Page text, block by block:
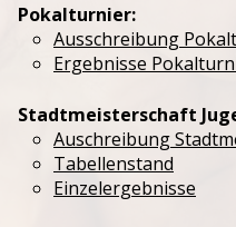
Pokalturnier:
Ausschreibung
Ergebnisse
Stadtmeisterschaft
Auschreibung
Tabellenstand
Einzelergebnisse